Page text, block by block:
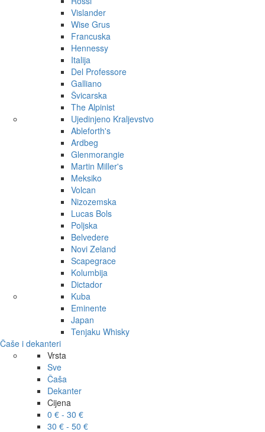
Vislander
Wise Grus
Francuska
Hennessy
Italija
Del Professore
Galliano
Švicarska
The Alpinist
Ujedinjeno Kraljevstvo
Ableforth's
Ardbeg
Glenmorangie
Martin Miller's
Meksiko
Volcan
Nizozemska
Lucas Bols
Poljska
Belvedere
Novi Zeland
Scapegrace
Kolumbija
Dictador
Kuba
Eminente
Japan
Tenjaku Whisky
Čaše i dekanteri
Vrsta
Sve
Čaša
Dekanter
Cijena
0 € - 30 €
30 € - 50 €